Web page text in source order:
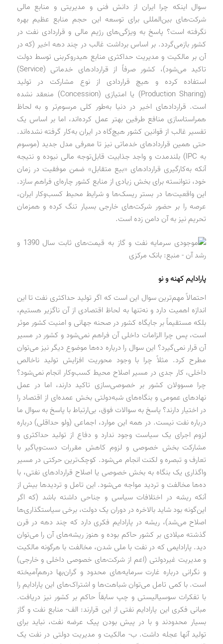
سوال اینکه چرا ایران از دانش فنی و مدیریتی و منابع مالی
شرکت‌های بین‌المللی برای توسعه این حجم منابع عظیم بهره
نگرفته است؟ پاسخ به ویژگی‌های رژیم مالی و قراردادی نفت در
کشور بازمی‌گردد. بر اساس برداشت غالب در چند دهه اخیر (که در
آن بر مالکیت و مدیریت حداکثری منابع هیدروکربنی توسط دولت
تاکید می‌شود)، کشور صرفاً از قراردادهای خدماتی (Service)
استفاده کرده و هیچ قراردادی از نوع مشارکت در تولید
(Production Sharing) یا امتیازی (Concession) منعقد نشده
است. قراردادهای اخیر در دنیا به‌طور کلی مرسوم‌تر و به لحاظ
همراستاسازی منافع طرفین بهتر عمل کرده‌اند، اما بر اساس یک
تفسیر غالب از قوانین کشور هیچ‌گاه در ایران به‌کار گرفته نشده‌اند.
حتی همین قراردادهای خدماتی نیز تا معرفی مدل جدید (موسوم
به IPC) بلندمدت و واجد جذابیت قابل‌توجه مالی نبوده و نتیجه
آنکه به‌کارگیری قراردادهای «بیع متقابل» ضمن موفقیت در زمان
خود، نتوانسته برای بخش زیادی از منابع کشور چاره‌ای فراهم سازد.
این واقعیت‌ها در بستر ریسک‌ها و شرایط محیط کسب‌وکار ایران،
عرصه را بر حضور شرکت‌های خارجی بسیار تنگ کرده و همزمان
تحریم نیز به آن دامن زده است.
پارادایم کهنه و نو
احتمالاً مهم‌ترین سوال این است که اگر تولید حداکثری نفت تا این
اندازه اهمیت دارد و نه‌تنها به لحاظ اقتصادی از آن ناگزیر هستیم،
بلکه مستقیماً بر جایگاه کشور در صحنه جهانی و امنیت کشور موثر
است، پس چرا الزامات داخلی آن فراهم نمی‌شود و کشور در مسیر
آن قرار نمی‌گیرد؟ این سوال را درباره ده‌ها موضوع دیگر نیز می‌توان
مطرح کرد. مثلاً چرا با وجود محوریت افزایش تولید ناخالص
داخلی، کار جدی در مسیر اصلاح محیط کسب‌وکار انجام نمی‌شود؟
چرا مسوولان کشور بر خصوصی‌سازی تاکید دارند، اما در عمل
نهادهای عمومی و بنگاه‌های شبه‌دولتی بخش عمده‌ای از اقتصاد را
در اختیار دارند؟ پاسخ به سوالات فوق، بی‌ارتباط با پاسخ به سوال ما
درباره نفت نیست. در همه این موارد، اجماعی (ولو حداقلی) درباره
لزوم اجرای یک سیاست وجود ندارد و دفاع از تولید حداکثری و
مشارکت بخش خصوصی و لزوم کاهش مقررات دست‌وپاگیر با
تعارف و تبصره و لکنت انجام می‌شود. کوچک‌ترین حرکتی در مسیر
واگذاری یک بنگاه به بخش خصوصی یا اصلاح قراردادهای نفتی، با
ده‌ها مخالفت و تردید مواجه می‌شود. این تامل و تردیدها بیش از
آنکه ریشه در اختلافات سیاسی و جناحی داشته باشد (که اگر
این‌گونه بود شاید بالاخره در دوران یک دولت، برخی سیاستگذاری‌ها
اصلاح می‌شد)، ریشه در پارادایم فکری دارد که چند دهه در قرن
گذشته میلادی بر کشور حاکم بوده و هنوز ریشه‌های آن را می‌توان
دید. پارادایمی که در نفت با ملی شدن، مخالفت با هرگونه مالکیت
و مدیریت غیردولتی (اعم از شرکت‌های خصوصی داخلی و خارجی)
و نگرانی درباره غارت سرمایه‌های محدود و گران‌بها درهم‌آمیخته
است. با کمی تامل می‌توان شباهت‌ها و اشتراک‌های این پارادایم را
با تفکرات سوسیالیستی و چپ سابقاً حاکم بر کشور نیز دریافت.
مبانی فکری این پارادایم نفتی از این قرارند: الف- منابع نفت و گاز
بسیار محدودند و با در پیش بودن پیک عرضه نفت، نباید برای
تولید آنها عجله داشت. ب- مالکیت و مدیریت دولتی در نفت یک